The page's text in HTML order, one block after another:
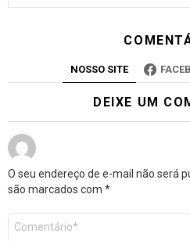
NOSSO SITE
DEIXE UM
O seu endereço de e-mail não será
são marcados com *